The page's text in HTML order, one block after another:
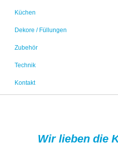
Küchen
Dekore / Füllungen
Zubehör
Technik
Kontakt
Wir lieben die